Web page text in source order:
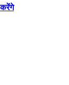
करेंगे